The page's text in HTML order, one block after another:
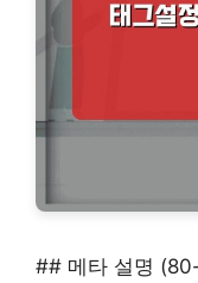
## 메타 설명